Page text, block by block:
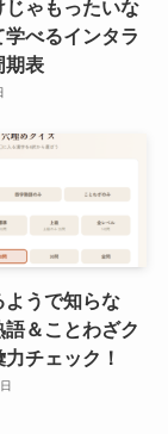
じゃもったいな
学べるインタラ
期表
ようで知らな
語＆ことわざク
チェック！